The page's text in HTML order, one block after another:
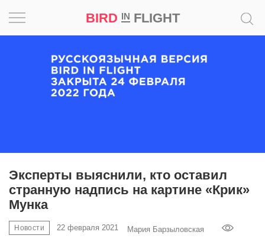
BIRD INFLIGHT
Эксперты выяснили, кто оставил
странную надпись на картине «Крик»
Мунка
Новости 22 февраля 2021 Мария Барзыловская